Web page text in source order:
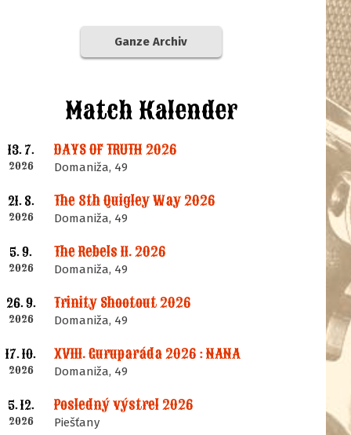
Ganze Archiv
Match Kalender
13. 7.
2026
DAYS OF TRUTH 2026
Domaniža, 49
21. 8.
2026
The 8th Quigley Way 2026
Domaniža, 49
5. 9.
2026
The Rebels II. 2026
Domaniža, 49
26. 9.
2026
Trinity Shootout 2026
Domaniža, 49
17. 10.
2026
XVIII. Guruparáda 2026 : NANA
Domaniža, 49
5. 12.
2026
Posledný výstrel 2026
Piešťany